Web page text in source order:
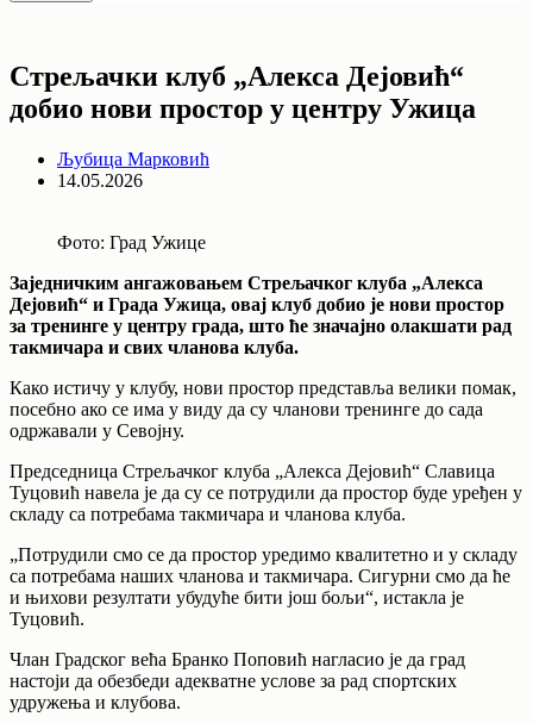
Стрељачки клуб „Алекса Дејовић“
добио нови простор у центру Ужица
Љубица Марковић
14.05.2026
Фото: Град Ужице
Заједничким ангажовањем Стрељачког клуба „Алекса
Дејовић“ и Града Ужица, овај клуб добио је нови простор
за тренинге у центру града, што ће значајно олакшати рад
такмичара и свих чланова клуба.
Како истичу у клубу, нови простор представља велики помак,
посебно ако се има у виду да су чланови тренинге до сада
одржавали у Севојну.
Председница Стрељачког клуба „Алекса Дејовић“ Славица
Туцовић навела је да су се потрудили да простор буде уређен у
складу са потребама такмичара и чланова клуба.
„Потрудили смо се да простор уредимо квалитетно и у складу
са потребама наших чланова и такмичара. Сигурни смо да ће
и њихови резултати убудуће бити још бољи“, истакла је
Туцовић.
Члан Градског већа Бранко Поповић нагласио је да град
настоји да обезбеди адекватне услове за рад спортских
удружења и клубова.